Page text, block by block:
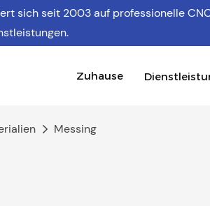
sichseit 2003 auf professionelle
Zuhause
Messing